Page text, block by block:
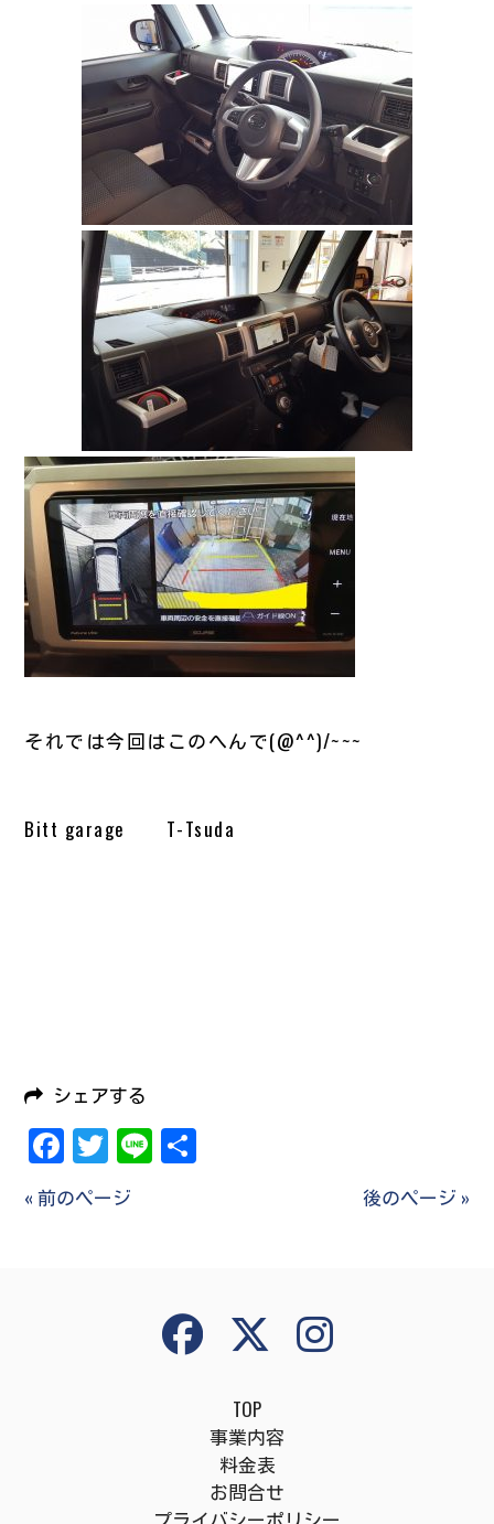
それでは今回はこのへんで(@^^)/~~~
Bitt garage T-Tsuda
シェアする
Facebook
Twitter
Line
« 前のページ 後のページ »
TOP
事業内容
料金表
お問合せ